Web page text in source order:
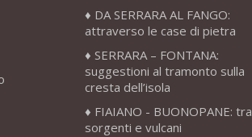
DA SERRARA AL FANGO:
attraverso le case di pietra
SERRARA – FONTANA:
suggestioni al tramonto sulla
cresta dell’isola
FIAIANO - BUONOPANE: tra
sorgenti e vulcani